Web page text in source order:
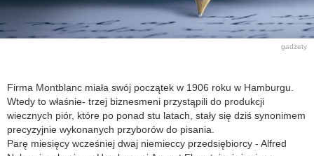
gadżety
Firma Montblanc miała swój początek w 1906 roku w Hamburgu.
Wtedy to właśnie- trzej biznesmeni przystąpili do produkcji
wiecznych piór, które po ponad stu latach, stały się dziś synonimem
precyzyjnie wykonanych przyborów do pisania.
Parę miesięcy wcześniej dwaj niemieccy przedsiębiorcy - Alfred